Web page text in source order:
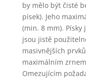
by mělo být čisté
písek). Jeho
(min. 8 mm).
jsou jistě
masivnějších
maximálním
Omezujícím